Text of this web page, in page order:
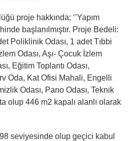
proje hakkında; ‘’Yapım
başlanılmıştır. Proje Bedeli:
Poliklinik Odası, 1 adet Tıbbi
Odası, Aşı- Çocuk İzlem
Eğitim Toplantı Odası,
Oda, Kat Ofisi Mahali, Engelli
Odası, Pano Odası, Teknik
olup 446 m2 kapalı alanlı olarak
seviyesinde olup geçici kabul